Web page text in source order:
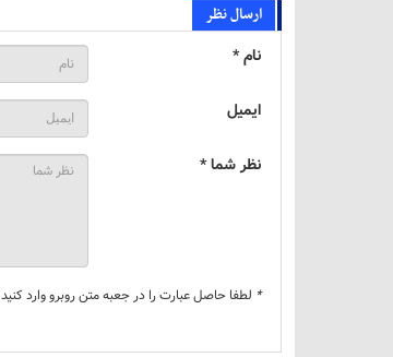
ارسال نظر
نام *
ایمیل
نظر شما *
* لطفا حاصل عبارت را در جعبه متن روبرو وارد کنید